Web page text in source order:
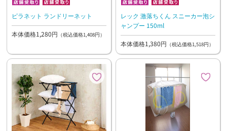
ピラネット ランドリーネット
本体価格1,280円 （税込価格1,408円）
レック 激落ちくん スニーカー泡シ
ャンプー 150ml
本体価格1,380円 （税込価格1,518円）